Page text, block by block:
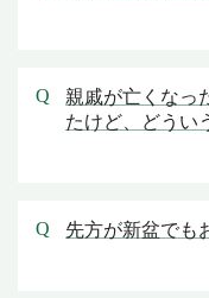
親戚が亡くなっ
たけど、どうい
先方が新盆でも